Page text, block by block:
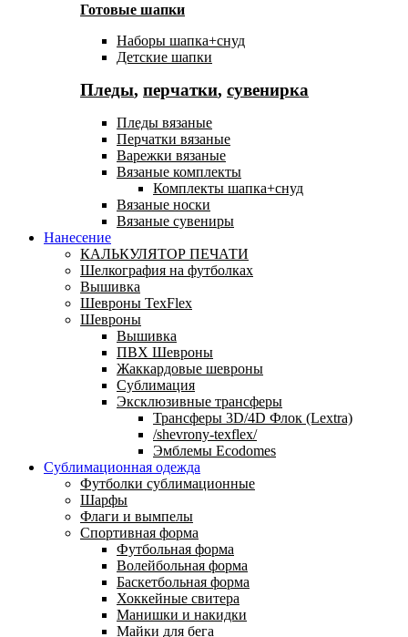
Готовые шапки
Наборы шапка+снуд
Детские шапки
Пледы, перчатки, сувенирка
Пледы вязаные
Перчатки вязаные
Варежки вязаные
Вязаные комплекты
Комплекты шапка+снуд
Вязаные носки
Вязаные сувениры
Нанесение
КАЛЬКУЛЯТОР ПЕЧАТИ
Шелкография на футболках
Вышивка
Шевроны TexFlex
Шевроны
Вышивка
ПВХ Шевроны
Жаккардовые шевроны
Сублимация
Эксклюзивные трансферы
Трансферы 3D/4D Флок (Lextra)
/shevrony-texflex/
Эмблемы Ecodomes
Сублимационная одежда
Футболки сублимационные
Шарфы
Флаги и вымпелы
Спортивная форма
Футбольная форма
Волейбольная форма
Баскетбольная форма
Хоккейные свитера
Манишки и накидки
Майки для бега